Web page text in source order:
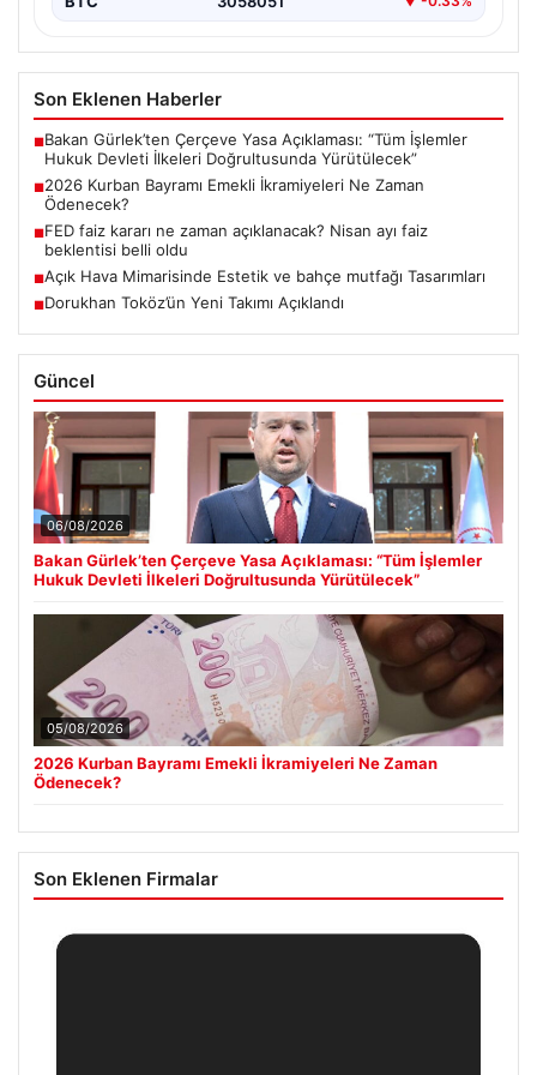
Son Eklenen Haberler
■Bakan Gürlek’ten Çerçeve Yasa Açıklaması: “Tüm İşlemler
Hukuk Devleti İlkeleri Doğrultusunda Yürütülecek”
■2026 Kurban Bayramı Emekli İkramiyeleri Ne Zaman
Ödenecek?
■FED faiz kararı ne zaman açıklanacak? Nisan ayı faiz
beklentisi belli oldu
■Açık Hava Mimarisinde Estetik ve bahçe mutfağı Tasarımları
■Dorukhan Toköz’ün Yeni Takımı Açıklandı
Güncel
06/08/2026
Bakan Gürlek’ten Çerçeve Yasa Açıklaması: “Tüm İşlemler
Hukuk Devleti İlkeleri Doğrultusunda Yürütülecek”
05/08/2026
2026 Kurban Bayramı Emekli İkramiyeleri Ne Zaman
Ödenecek?
Son Eklenen Firmalar